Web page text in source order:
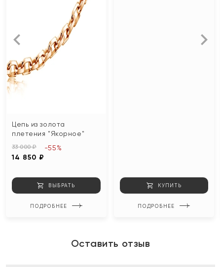
Цепь из золота
плетения "Якорное"
33 000 ₽
14 850 ₽
-55%
ВЫБРАТЬ
ПОДРОБНЕЕ
КУПИТЬ
ПОДРОБНЕЕ
Оставить отзыв